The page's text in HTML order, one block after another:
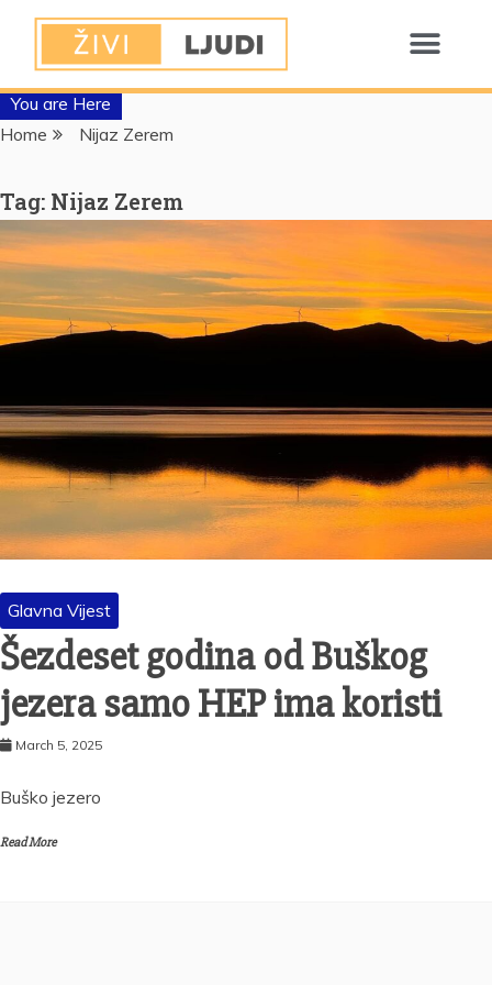
You are Here
Home
Nijaz Zerem
Tag: Nijaz Zerem
Glavna Vijest
Šezdeset godina od Buškog
jezera samo HEP ima koristi
March 5, 2025
Buško jezero
Read More